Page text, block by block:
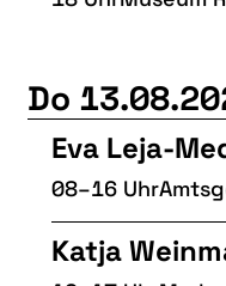
Do
Eva Leja-
08–16 Uhr
Katja